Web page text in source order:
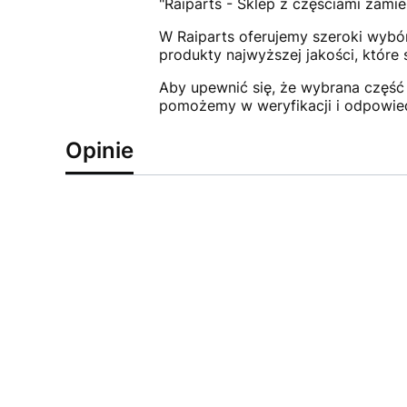
"Raiparts - Sklep z częściami
W Raiparts oferujemy szeroki
produkty najwyższej jakości, które
Aby upewnić się, że wybrana
pomożemy w weryfikacji i
Opinie